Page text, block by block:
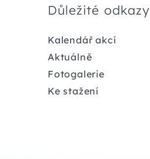
Důležité odkazy
Kalendář akcí
Aktuálně
Fotogalerie
Ke stažení